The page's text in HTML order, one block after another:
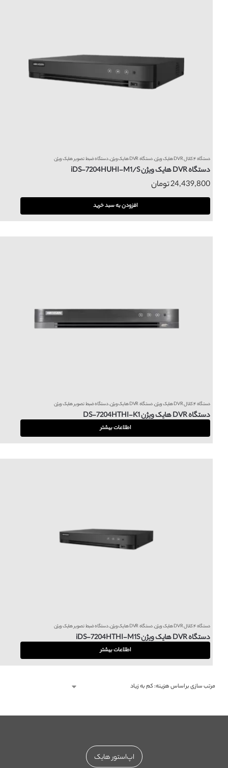
دستگاه ۴ کانال DVR هایک ویژن ,دستگاه DVR هایک ویژن ,دستگاه ضبط تصویر هایک ویژن
دستگاه DVR هایک ویژن iDS-7204HUHI-M1/S
24,439,800تومان
افزودن به سبد خرید
دستگاه ۴ کانال DVR هایک ویژن ,دستگاه DVR هایک ویژن ,دستگاه ضبط تصویر هایک ویژن
دستگاه DVR هایک ویژن DS-7204HTHI-K1
اطلاعات بیشتر
دستگاه ۴ کانال DVR هایک ویژن ,دستگاه DVR هایک ویژن ,دستگاه ضبط تصویر هایک ویژن
دستگاه DVR هایک ویژن iDS-7204HTHI-M1S
اطلاعات بیشتر
اپ‌استور هایک